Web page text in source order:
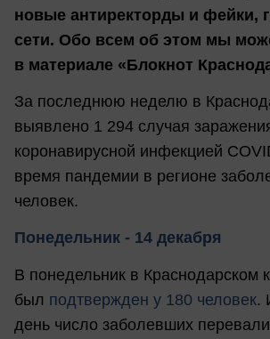
новые антиректорды и фейки,
сети. Обо всем об этом мы
в материале «Блокнот
За последнюю неделю в
выявлено 1 294 случая
коронавирусной инфекцией
время пандемии в регионе
человек.
Понедельник - 14 декабря
В понедельник в Краснодарском
был подтвержден у 180 человек.
день число заболевших